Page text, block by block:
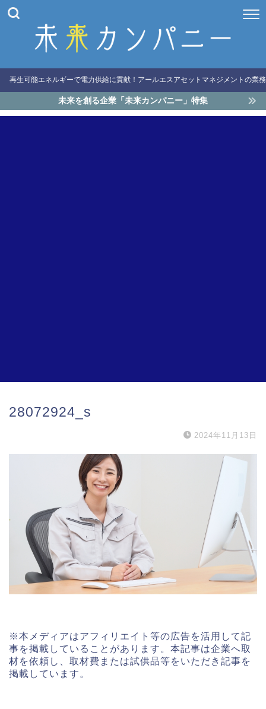
再生可能エネルギーで電力供給に貢献！アールエスアセットマネジメントの業
未来を創る企業「未来カンパニー」特集
28072924_s
2024年11月13日
※本メディアはアフィリエイト等の広告を活用して記
事を掲載していることがあります。本記事は企業へ取
材を依頼し、取材費または試供品等をいただき記事を
掲載しています。